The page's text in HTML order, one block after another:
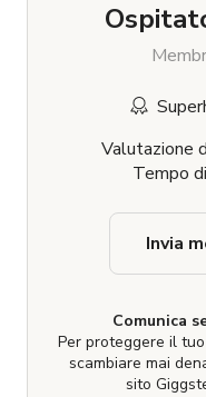
Valutazione
Tempo
Comunica
Per proteggere il
scambiare mai
sito
Invia